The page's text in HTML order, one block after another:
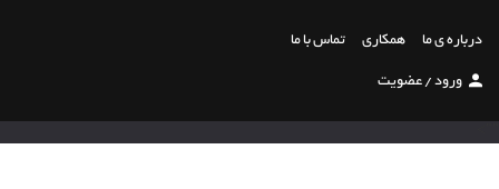
درباره ی ما همکاری تماس با ما
ورود /عضویت